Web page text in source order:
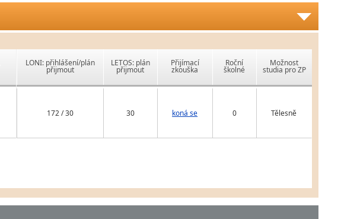
LONI: přihlášení/plán
přijmout
LETOS: plán
přijmout
Přijímací
zkouška
Roční
školné
Možnost
studia pro ZP
172 / 30 30 koná se 0 Tělesně